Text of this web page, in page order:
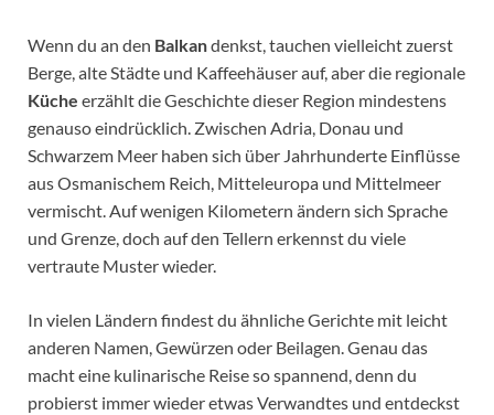
Wenn du an den Balkandenkst, tauchen vielleicht zuerst
Berge, alte Städte und Kaffeehäuser auf, aber die regionale
Küche erzählt die Geschichte dieser Region mindestens
genauso eindrücklich. Zwischen Adria, Donau und
Schwarzem Meer haben sich über Jahrhunderte Einflüsse
aus Osmanischem Reich, Mitteleuropa und Mittelmeer
vermischt. Auf wenigen Kilometern ändern sich Sprache
und Grenze, doch auf den Tellern erkennst du viele
vertraute Muster wieder.
In vielen Ländern findest du ähnliche Gerichte mit leicht
anderen Namen, Gewürzen oder Beilagen. Genau das
macht eine kulinarische Reise so spannend, denn du
probierst immer wieder etwas Verwandtes und entdeckst